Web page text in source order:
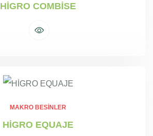
HİGRO COMBİSE
MAKRO BESINLER
HİGRO EQUAJE